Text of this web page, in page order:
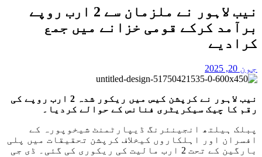
نیب لاہور نے ملزمان سے 2 ارب روپے
برآمد کرکے قومی خزانے میں جمع
کرادیے
جون 20, 2025
نیب لاہور نے کرپشن کیس میں ریکور شدہ 2 ارب روپے کی
رقم کا چیک سیکریٹری فنانس کے حوالے کردیا۔
پبلک ہیلتھ انجینئرنگ ڈیپارٹمنٹ شیخوپورہ کے
افسران اور اہلکاروں کیخلاف کرپشن تحقیقات میں پلی
بارگین کے تحت 2 ارب مالیت کی ریکوری کی گئی۔ ڈی جی